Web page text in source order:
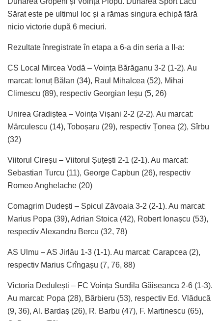
Sărat este pe ultimul loc și a rămas singura echipă fără
nicio victorie după 6 meciuri.
Rezultate înregistrate în etapa a 6-a din seria a II-a:
CS Local Mircea Vodă – Voința Bărăganu 3-2 (1-2). Au
marcat: Ionuț Bălan (34), Raul Mihalcea (52), Mihai
Climescu (89), respectiv Georgian leșu (5, 26)
Unirea Gradiștea – Voința Vișani 2-2 (2-2). Au marcat:
Mărculescu (14), Toboșaru (29), respectiv Țonea (2), Sîrbu
(32)
Viitorul Cireșu – Viitorul Șuțești 2-1 (2-1). Au marcat:
Sebastian Turcu (11), George Capbun (26), respectiv
Romeo Anghelache (20)
Comagrim Dudești – Spicul Zăvoaia 3-2 (2-1). Au marcat:
Marius Popa (39), Adrian Stoica (42), Robert Ionașcu (53),
respectiv Alexandru Bercu (32, 78)
AS Ulmu – AS Jirlău 1-3 (1-1). Au marcat: Carapcea (2),
respectiv Marius Crîngașu (7, 76, 88)
Victoria Dedulești – FC Voința Surdila Găiseanca 2-6 (1-3).
Au marcat: Popa (28), Bărbieru (53), respectiv Ed. Vlăducă
(9, 36), Al. Bardaș (26), R. Barbu (47), F. Martinescu (65),